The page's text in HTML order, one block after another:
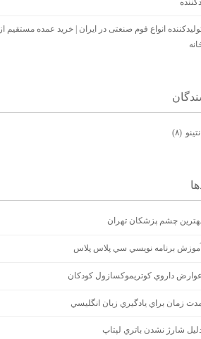
انواع فوم صنعتی در ایران | خرید عمده مستقیم از
نتينو (۸)
چشم پزشكان تهران
آموزش برنامه نويسي سي پلاس پلاس
عوارض داروي كوتريموكسازول كودكان
زمان براي يادگيري زبان انگليسي
شارژ نشدن باتري لپتاپ